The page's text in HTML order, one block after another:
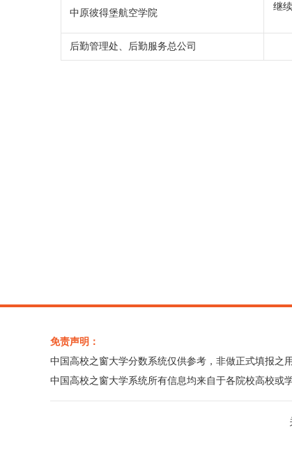
中原彼得堡航空学院
继
后勤管理处、后勤服务总公司
免责声明：
中国高校之窗大学分数系统仅供参考，非做正式填报之用
中国高校之窗大学系统所有信息均来自于各院校高校或